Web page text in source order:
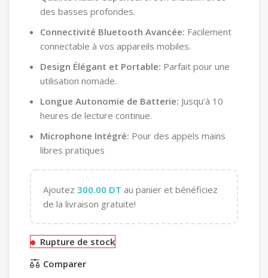
des basses profondes.
Connectivité Bluetooth Avancée: Facilement
connectable à vos appareils mobiles.
Design Élégant et Portable: Parfait pour une
utilisation nomade.
Longue Autonomie de Batterie: Jusqu’à 10
heures de lecture continue.
Microphone Intégré: Pour des appels mains
libres pratiques
Ajoutez 300.00 DT au panier et bénéficiez
de la livraison gratuite!
Rupture de stock
Comparer